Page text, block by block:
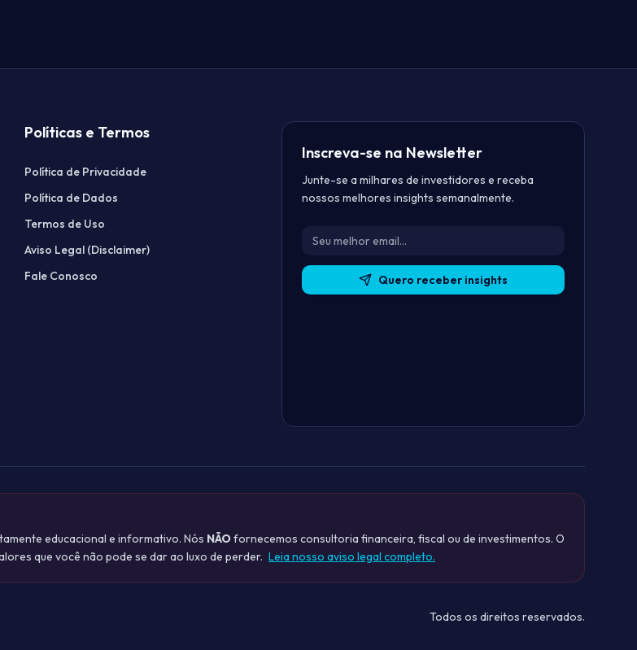
Políticas e Termos
Política de Privacidade
Política de Dados
Termos de Uso
Aviso Legal (Disclaimer)
Fale Conosco
Inscreva-se na Newsletter
Junte-se a milhares de investidores e receba
nossos melhores insights semanalmente.
Seu endereço de email
Quero receber insights
educacional e informativo. Nós NÃOfornecemos consultoria financeira, fiscal ou de investimentos. O
que você não pode se dar ao luxo de perder. Leia nosso aviso legal completo.
Todos os direitos reservados.